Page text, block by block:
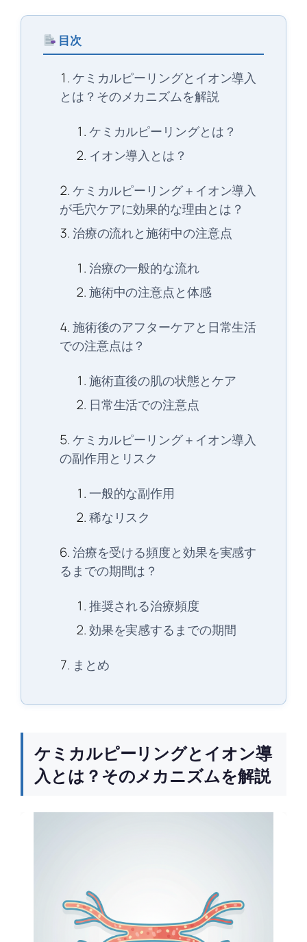
目次
ケミカルピーリングとイオン導入
とは？そのメカニズムを解説
ケミカルピーリングとは？
イオン導入とは？
ケミカルピーリング＋イオン導入
が毛穴ケアに効果的な理由とは？
治療の流れと施術中の注意点
治療の一般的な流れ
施術中の注意点と体感
施術後のアフターケアと日常生活
での注意点は？
施術直後の肌の状態とケア
日常生活での注意点
ケミカルピーリング＋イオン導入
の副作用とリスク
一般的な副作用
稀なリスク
治療を受ける頻度と効果を実感す
るまでの期間は？
推奨される治療頻度
効果を実感するまでの期間
まとめ
ケミカルピーリングとイオン導
入とは？そのメカニズムを解説